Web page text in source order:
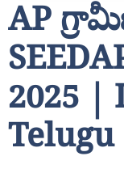
AP
2025 |
Telugu